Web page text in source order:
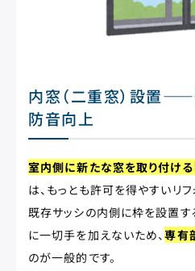
内窓（二重窓）設置
防音向上
室内側に新たな窓を取り付ける
は、もっとも許可を得やすいリフ
既存サッシの内側に枠を設置
に一切手を加えないため、専有
のが一般的です。